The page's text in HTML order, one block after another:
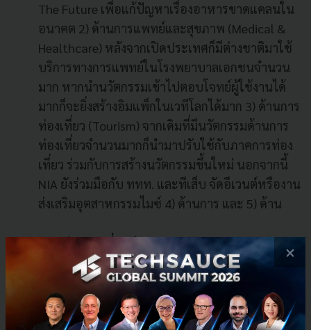
The Future เพื่อแก้ปัญหาเรื่องอาหารขาดแคลนใน
อนาคต 2) ด้านการแพทย์และสุขภาพ (Medical &
Healthcare) หลังจากเปิดประเทศก็มีต่างชาติมาใช้
บริการทางการแพทย์ในโรงพยาบาลเอกชนจำนวน
มาก หากนำนวัตกรรมเข้าไปตอบโจทย์ผู้ใช้งานได้
มากก็จะยิ่งสร้างอิมแพ็กในเวทีโลกได้มาก 3) ด้านการ
ท่องเที่ยว (Tourism) จากเดิมที่มีนวัตกรรมด้านการ
ท่องเที่ยวจำนวนมากก็นำมาปรับใช้กับภาคการท่อง
เที่ยว ร่วมกับการสร้างนวัตกรรมขึ้นใหม่ นอกจากนี้
NIA ยังร่วมมือกับ ททท. และทีเส็บ จัดอีเวนต์หรืองาน
ส่งเสริมอุตสาหกรรมไมซ์ 4) ด้านการ และ 5) ด้าน
NIA มีภารกิจที่จะทำงานร่วมกับอุทยาน
วิทยาศาสตร์ทั่วประเทศ ในการ ‘ให้บริการแก่ผู้
ประกอบการด้านนวัตกรรม’เป็นอีกหนึ่งความร่วม
มือที่บ่งบอกว่า ‘นวัตกรรม’ ต้องร่วมกันทำ
×